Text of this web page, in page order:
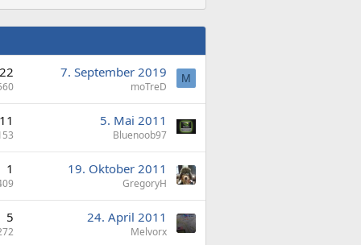
22 7. September 2019
moTreD
M
11 5. Mai 2011
Bluenoob97
1 19. Oktober 2011
GregoryH
5 24. April 2011
Melvorx